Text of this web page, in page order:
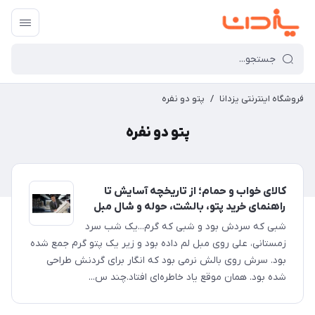
فروشگاه اینترنتی یزدانا / پتو دو نفره
پتو دو نفره
کالای خواب و حمام؛ از تاریخچه آسایش تا
راهنمای خرید پتو، بالشت، حوله و شال مبل
شبی که سردش بود و شبی که گرم...یک شب سرد
زمستانی، علی روی مبل لم داده بود و زیر یک پتو گرم جمع شده
بود. سرش روی بالش نرمی بود که انگار برای گردنش طراحی
شده بود. همان موقع یاد خاطره‌ای افتاد.چند س...